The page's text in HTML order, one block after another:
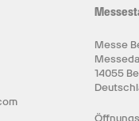
Messe
14055